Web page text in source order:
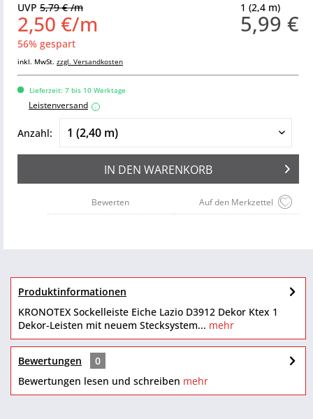
1 (2,4 m)
5,99 €
UVP 5,79 € /m
2,50 €/m
56% gespart
inkl. MwSt. zzgl. Versandkosten
Lieferzeit: 7 bis 10 Werktage
Leistenversand i
Anzahl:
IN DEN WARENKORB
Auf den Merkzettel
Bewerten
Produktinformationen
KRONOTEX Sockelleiste Eiche Lazio D3912 Dekor Ktex 1
Dekor-Leisten mit neuem Stecksystem... mehr
Bewertungen
0
Bewertungen lesen und schreiben mehr